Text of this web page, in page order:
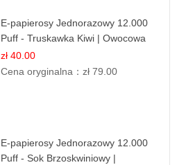
E-papierosy Jednorazowy 12.000
Puff - Truskawka Kiwi | Owocowa
Równowaga
zł 40.00
Cena oryginalna：zł 79.00
E-papierosy Jednorazowy 12.000
Puff - Sok Brzoskwiniowy |